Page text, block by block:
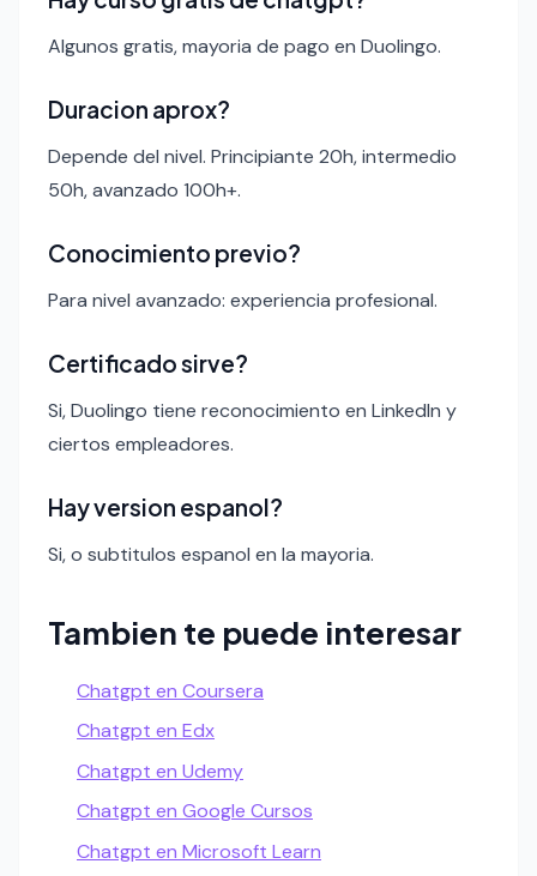
Algunos gratis, mayoria de pago en Duolingo.
Duracion aprox?
Depende del nivel. Principiante 20h, intermedio
50h, avanzado 100h+.
Conocimiento previo?
Para nivel avanzado: experiencia profesional.
Certificado sirve?
Si, Duolingo tiene reconocimiento en LinkedIn y
ciertos empleadores.
Hay version espanol?
Si, o subtitulos espanol en la mayoria.
Tambien te puede interesar
Chatgpt en Coursera
Chatgpt en Edx
Chatgpt en Udemy
Chatgpt en Google Cursos
Chatgpt en Microsoft Learn